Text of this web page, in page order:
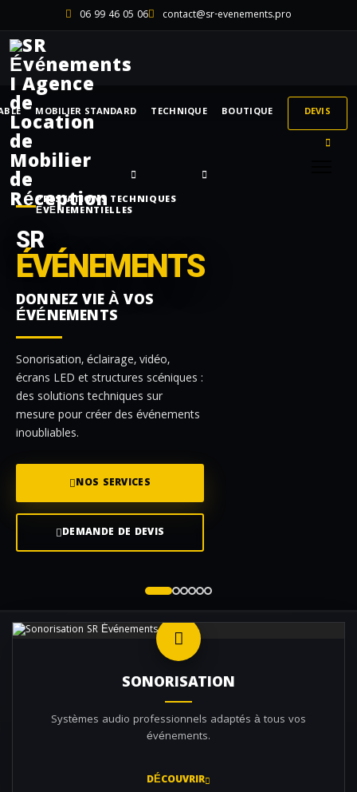
06 99 46 05 06 contact@sr-evenements.pro
MOBILIER STANDARD TECHNIQUE BOUTIQUE DEVIS
PRESTATIONS TECHNIQUES
ÉVÉNEMENTIELLES
SR
ÉVÉNEMENTS
DONNEZ VIE À VOS
ÉVÉNEMENTS
Sonorisation, éclairage, vidéo,
écrans LED et structures scéniques :
des solutions techniques sur
mesure pour créer des événements
inoubliables.
NOS SERVICES
DEMANDE DE DEVIS
SONORISATION
Systèmes audio professionnels adaptés à tous vos
événements.
DÉCOUVRIR